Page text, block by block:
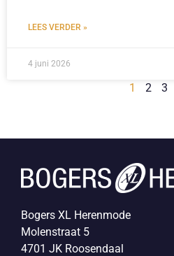
LEES VERDER »
4 juni 2026
1 2 3
Bogers XL Herenmode
Molenstraat 5
4701 JK Roosendaal